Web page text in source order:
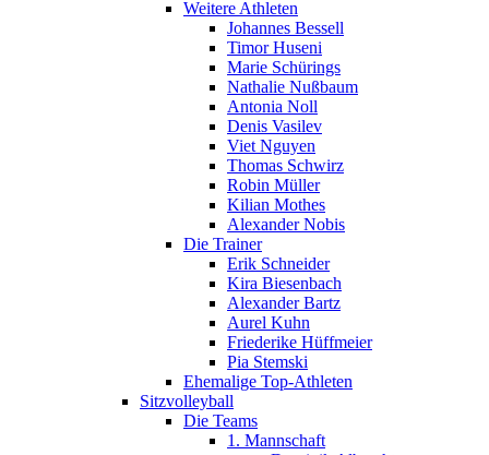
Weitere Athleten
Johannes Bessell
Timor Huseni
Marie Schürings
Nathalie Nußbaum
Antonia Noll
Denis Vasilev
Viet Nguyen
Thomas Schwirz
Robin Müller
Kilian Mothes
Alexander Nobis
Die Trainer
Erik Schneider
Kira Biesenbach
Alexander Bartz
Aurel Kuhn
Friederike Hüffmeier
Pia Stemski
Ehemalige Top-Athleten
Sitzvolleyball
Die Teams
1. Mannschaft